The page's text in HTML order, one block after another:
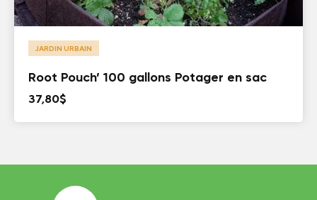
JARDIN URBAIN
Root Pouch’ 100 gallons Potager en sac
37,80$